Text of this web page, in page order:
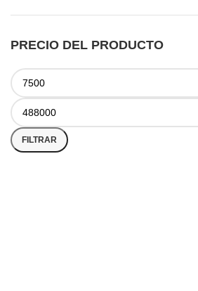
PRECIO DEL PRODUCTO
FILTRAR